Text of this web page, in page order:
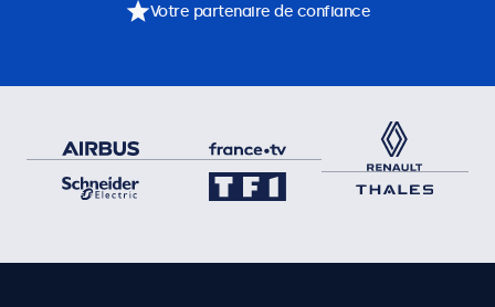
Votre partenaire de confiance